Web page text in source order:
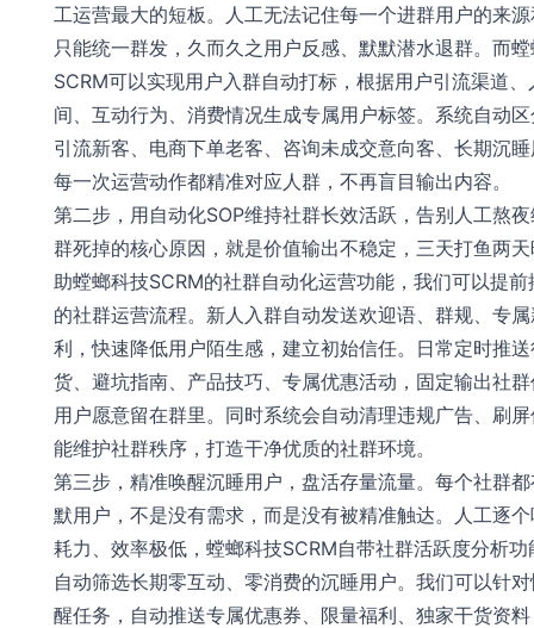
工运营最大的短板。人工无法记住每一个进群用户的来
只能统一群发，久而久之用户反感、默默潜水退群。而
SCRM可以实现用户入群自动打标，根据用户引流渠道、
间、互动行为、消费情况生成专属用户标签。系统自动
引流新客、电商下单老客、咨询未成交意向客、长期沉
每一次运营动作都精准对应人群，不再盲目输出内容。
第二步，用自动化SOP维持社群长效活跃，告别人工熬
群死掉的核心原因，就是价值输出不稳定，三天打鱼两
助螳螂科技SCRM的社群自动化运营功能，我们可以提前
的社群运营流程。新人入群自动发送欢迎语、群规、专
利，快速降低用户陌生感，建立初始信任。日常定时推
货、避坑指南、产品技巧、专属优惠活动，固定输出社
用户愿意留在群里。同时系统会自动清理违规广告、刷
能维护社群秩序，打造干净优质的社群环境。
第三步，精准唤醒沉睡用户，盘活存量流量。每个社群
默用户，不是没有需求，而是没有被精准触达。人工逐
耗力、效率极低，螳螂科技SCRM自带社群活跃度分析功
自动筛选长期零互动、零消费的沉睡用户。我们可以针
醒任务，自动推送专属优惠券、限量福利、独家干货资